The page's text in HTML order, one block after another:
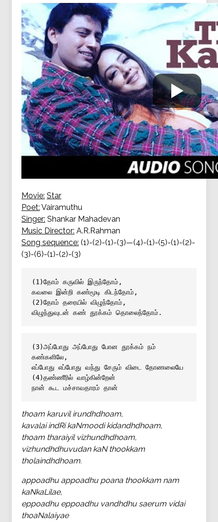
Movie: Star
Poet: Vairamuthu
Singer: Shankar Mahadevan
Music Director: A.R.Rahman
Song sequence: (1)-(2)-(1)-(3)—(4)-(1)-(5)-(1)-(2)-
(3)-(6)-(1)-(2)-(3)
(1)தோம் கருவில் இருந்தோம்,
கவலை இன்றி கண்மூடி கிடந்தோம்,
(2)தோம் தரையில் விழுந்தோம்,
விழுந்துவுடன் கண் தூக்கம் தொலைந்தோம்.
(3)அப்போது அப்போது போன தூக்கம் நம்
கண்களிலே,
எப்போது எப்போது வந்து சேரும் விடை தோணலையே
(4)தண்ணீரில் வாழ்கின்றேன்
நான் கூட மச்சாவதாரம் தான்
thoam karuvil irundhdhoam,
kavalai indRi kaNmoodi kidandhdhoam,
thoam tharaiyil vizhundhdhoam,
vizhundhdhuvudan kaN thookkam
tholaindhdhoam.
appoadhu appoadhu poana thookkam nam
kaNkaLilae,
eppoadhu eppoadhu vandhdhu saerum vidai
thoaNalaiyae